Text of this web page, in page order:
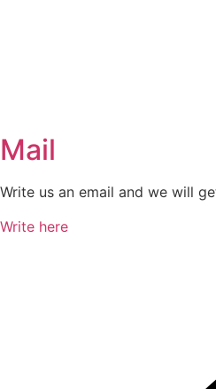
Mail
Write us an email and we will
Write here